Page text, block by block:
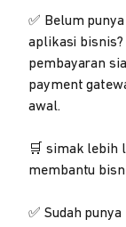
✅ Belum
aplikasi bisnis?
pembayaran
payment
awal.
🛒 simak lebih
membantu
✅ Sudah